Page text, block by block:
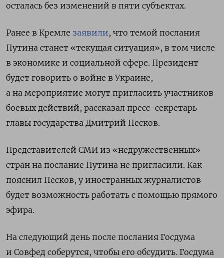
осталась без изменений в пяти субъектах.
Ранее в Кремле заявили, что темой послания
Путина станет «текущая ситуация», в том числе
в экономике и социальной сфере. Президент
будет говорить о войне в Украине,
а на мероприятие могут пригласить участников
боевых действий, рассказал пресс-секретарь
главы государства Дмитрий Песков.
Представителей СМИ из «недружественных»
стран на послание Путина не пригласили. Как
пояснил Песков, у иностранных журналистов
будет возможность работать с помощью прямого
эфира.
На следующий день после послания Госдума
и Совфед соберутся, чтобы его обсудить. Госдума